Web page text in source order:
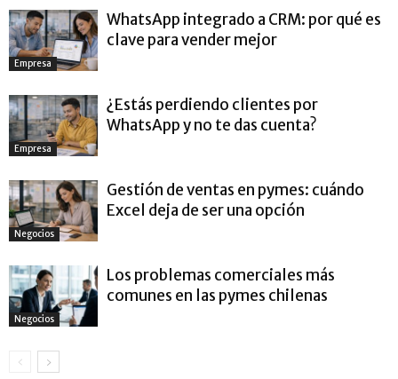
Empresa
WhatsApp integrado a CRM: por qué es
clave para vender mejor
Empresa
¿Estás perdiendo clientes por
WhatsApp y no te das cuenta?
Negocios
Gestión de ventas en pymes: cuándo
Excel deja de ser una opción
Negocios
Los problemas comerciales más
comunes en las pymes chilenas